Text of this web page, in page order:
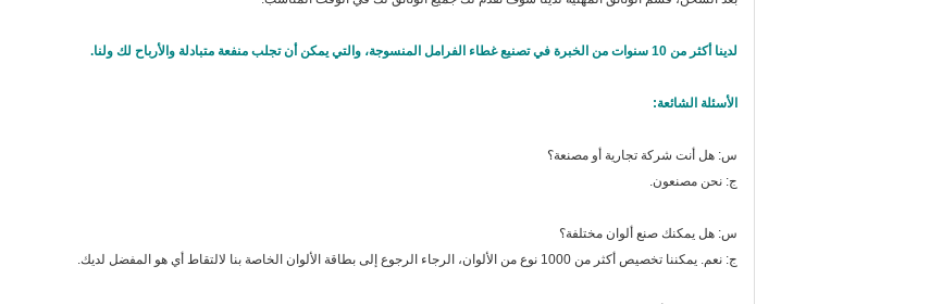
لدينا أكثر من 10 سنوات من الخبرة في تصنيع غطاء الفرامل المنسوجة، والتي يمكن أن تجلب منفعة متبادلة والأرباح لك ولنا.
الأسئلة الشائعة:
س: هل أنت شركة تجارية أو مصنعة؟
ج: نحن مصنعون.
س: هل يمكنك صنع ألوان مختلفة؟
ج: نعم. يمكننا تخصيص أكثر من 1000 نوع من الألوان، الرجاء الرجوع إلى بطاقة الألوان الخاصة بنا لالتقاط أي هو المفضل لديك.